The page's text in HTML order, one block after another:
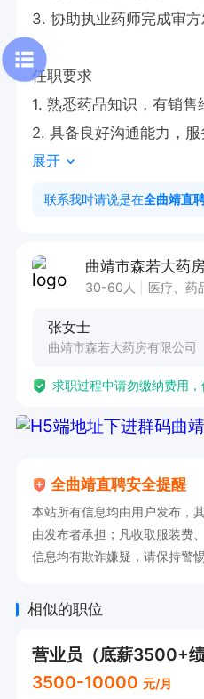
3. 协助执业药师完成审
任职要求
1. 熟悉药品知识，有销售
2. 具备良好沟通能力，服
上班时间：两班倒
早班：8：00-15：00
展开
联系我时请说是在全曲靖直
曲靖市森若大药
30-60人 医疗、药
张女士
曲靖市森若大药房有限公司
求职过程中请勿缴纳费用，
全曲靖直聘安全提醒
本站所有信息均由用户发布，
由发布者承担；凡收取服装费
信息均有欺诈嫌疑，请保持警
相似的职位
3500-10000 元/月